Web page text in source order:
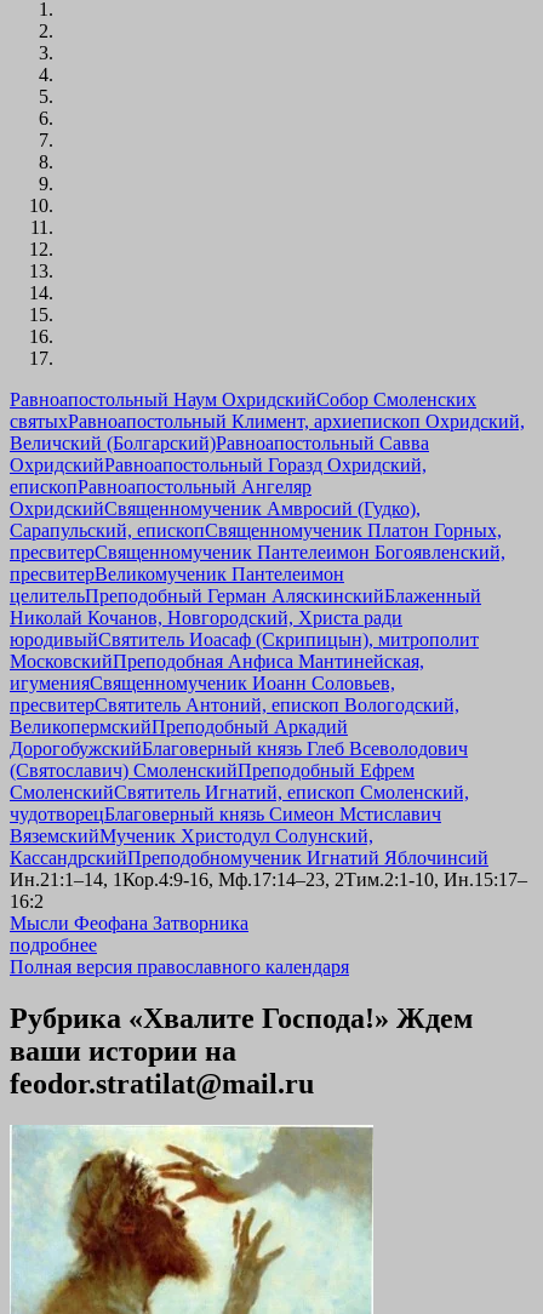
Равноапостольный Наум ОхридскийСобор Смоленских
святыхРавноапостольный Климент, архиепископ Охридский,
Величский (Болгарский)Равноапостольный Савва
ОхридскийРавноапостольный Горазд Охридский,
епископРавноапостольный Ангеляр
ОхридскийСвященномученик Амвросий (Гудко),
Сарапульский, епископСвященномученик Платон Горных,
пресвитерСвященномученик Пантелеимон Богоявленский,
пресвитерВеликомученик Пантелеимон
целительПреподобный Герман АляскинскийБлаженный
Николай Кочанов, Новгородский, Христа ради
юродивыйСвятитель Иоасаф (Скрипицын), митрополит
МосковскийПреподобная Анфиса Мантинейская,
игуменияСвященномученик Иоанн Соловьев,
пресвитерСвятитель Антоний, епископ Вологодский,
ВеликопермскийПреподобный Аркадий
ДорогобужскийБлаговерный князь Глеб Всеволодович
(Святославич) СмоленскийПреподобный Ефрем
СмоленскийСвятитель Игнатий, епископ Смоленский,
чудотворецБлаговерный князь Симеон Мстиславич
ВяземскийМученик Христодул Солунский,
КассандрскийПреподобномученик Игнатий Яблочинсий
Ин.21:1–14, 1Кор.4:9-16, Мф.17:14–23, 2Тим.2:1-10, Ин.15:17–
16:2
Мысли Феофана Затворника
подробнее
Полная версия православного календаря
Рубрика «Хвалите Господа!» Ждем
ваши истории на
feodor.stratilat@mail.ru